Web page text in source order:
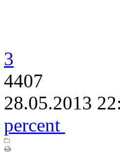
3
4407
28.05.2013
percent